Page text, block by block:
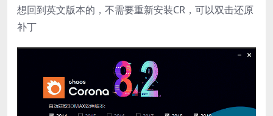
想回到英文版本的，不需要重新安装CR，可以双击还原
补丁